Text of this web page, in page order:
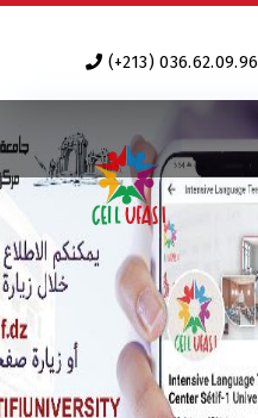
(+213) 036.62.09.96